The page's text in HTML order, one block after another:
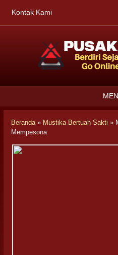
Kontak Kami
Beranda» Mustika Bertuah Sakti »
Mempesona